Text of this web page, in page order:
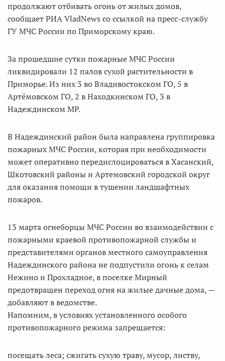
продолжают отбивать огонь от жилых домов,
сообщает РИА VladNews со ссылкой на пресс-службу
ГУ МЧС России по Приморскому краю.
За прошедшие сутки пожарные МЧС России
ликвидировали 12 палов сухой растительности в
Приморье. Из них 3 во Владивостокском ГО, 5 в
Артёмовском ГО, 2 в Находкинском ГО, 3 в
Надеждинском МР.
В Надеждинский район была направлена группировка
пожарных МЧС России, которая при необходимости
может оперативно передислоцироваться в Хасанский,
Шкотовский районы и Артемовский городской округ
для оказания помощи в тушении ландшафтных
пожаров.
13 марта огнеборцы МЧС России во взаимодействии с
пожарными краевой противопожарной службы и
представителями органов местного самоуправления
Надеждинского района не подпустили огонь к селам
Нежино и Прохладное, в поселке Мирный
предотвращен переход огня на жилые дачные дома, —
добавляют в ведомстве.
Напомним, в условиях установленного особого
противопожарного режима запрещается:
посещать леса; сжигать сухую траву, мусор, листву,